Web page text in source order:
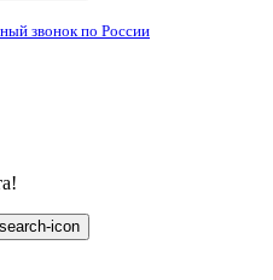
звонок по России